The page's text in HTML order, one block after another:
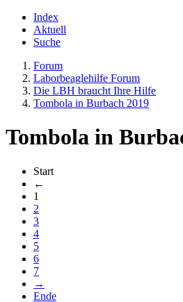
Index
Aktuell
Suche
Forum
Laborbeaglehilfe Forum
Die LBH braucht Ihre Hilfe
Tombola in Burbach 2019
Tombola in
Start
←
1
2
3
4
5
6
7
→
Ende